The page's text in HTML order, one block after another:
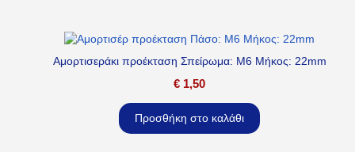
Αμορτισεράκι προέκταση Σπείρωμα: M6 Μήκος: 22mm
€ 1,50
Προσθήκη στο καλάθι